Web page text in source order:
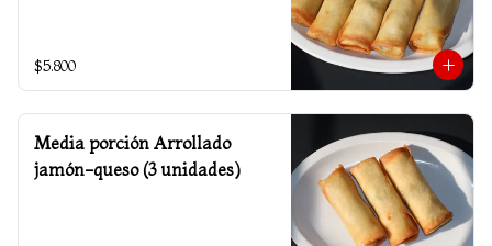
$5.800
Media porción Arrollado
jamón-queso (3 unidades)